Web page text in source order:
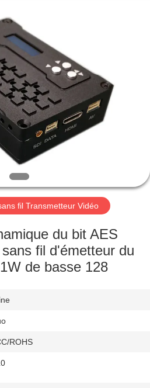
fil Transmetteur Vidéo
du bit AES
fil d'émetteur du
de basse 128
ROHS